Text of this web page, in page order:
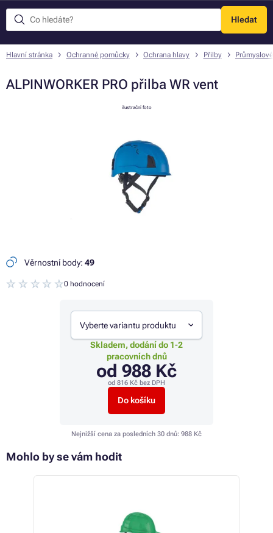
Hledat
Menu
Hlavní stránka Ochranné pomůcky Ochrana hlavy Přilby Průmyslové
ALPINWORKER PRO přilba WR vent
ilustrační foto
Věrnostní body: 49
0 hodnocení
Vyberte variantu produktu
Skladem, dodání do 1-2
pracovních dnů
od 988 Kč
od 816 Kč bez DPH
Do košíku
Nejnižší cena za posledních 30 dnů: 988 Kč
Mohlo by se vám hodit